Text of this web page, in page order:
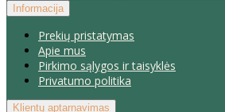
Informacija
Prekių pristatymas
Apie mus
Pirkimo sąlygos ir taisyklės
Privatumo politika
Klientų aptarnavimas